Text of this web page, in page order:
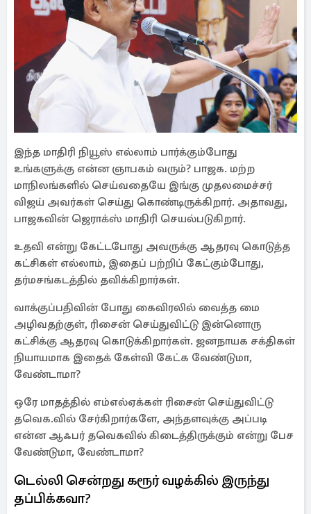
இந்த மாதிரி நியூஸ் எல்லாம் பார்க்கும்போது
உங்களுக்கு என்ன ஞாபகம் வரும்? பாஜக. மற்ற
மாநிலங்களில் செய்வதையே இங்கு முதலமைச்சர்
விஜய் அவர்கள் செய்து கொண்டிருக்கிறார். அதாவது,
பாஜகவின் ஜெராக்ஸ் மாதிரி செயல்படுகிறார்.
உதவி என்று கேட்டபோது அவருக்கு ஆதரவு கொடுத்த
கட்சிகள் எல்லாம், இதைப் பற்றிப் கேட்கும்போது,
தர்மசங்கடத்தில் தவிக்கிறார்கள்.
வாக்குப்பதிவின் போது கைவிரலில் வைத்த மை
அழிவதற்குள், ரிசைன் செய்துவிட்டு இன்னொரு
கட்சிக்கு ஆதரவு கொடுக்கிறார்கள். ஜனநாயக சக்திகள்
நியாயமாக இதைக் கேள்வி கேட்க வேண்டுமா,
வேண்டாமா?
ஒரே மாதத்தில் எம்எல்ஏக்கள் ரிசைன் செய்துவிட்டு
தவெக.வில் சேர்கிறார்களே, அந்தளவுக்கு அப்படி
என்ன ஆஃபர் தவெகவில் கிடைத்திருக்கும் என்று பேச
வேண்டுமா, வேண்டாமா?
டெல்லி சென்றது கரூர் வழக்கில் இருந்து
தப்பிக்கவா?